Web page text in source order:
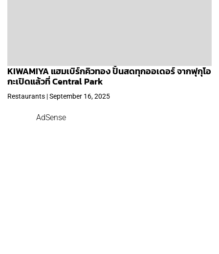
KIWAMIYA แฮมเบิร์กคิวทอง ปั้นสดทุกออเดอร์ จากฟุกุโอ
กะเปิดแล้วที่ Central Park
Restaurants | September 16, 2025
AdSense